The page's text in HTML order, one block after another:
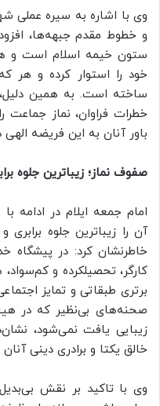
وی با اشاره به سیره عملی
و خطوط مقدم جبهه‌ها،
ستون خیمه اسلام است و
خود را استوار کرده و هر
ساخته است. به همین
خطرات فراوان، نماز جماعت
باور آنان به این فریضه
صفوف نماز؛ زیباترین جلوه
امام جمعه ایلام در
آن را زیباترین جلوه
خاطرنشان کرد: در پیشگاه
کارگر، تحصیلکرده و
برتری طبقاتی و تمایز
صحنه‌های بی‌نظیر که در
زیبایی یافت نمی‌شود،
خالق یکتا و برادری دینی
وی با تاکید بر نقش